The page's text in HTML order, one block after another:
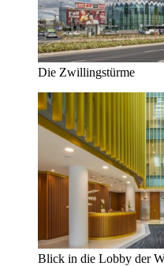
Die Zwillingstürme
Blick in die Lobby der